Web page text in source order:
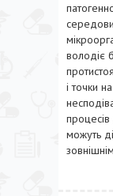
володіє
і точки
процесів
можуть